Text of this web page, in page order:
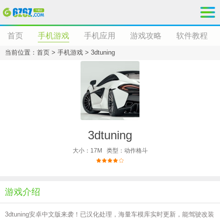
首页 手机游戏 手机应用 游戏攻略 软件教程
当前位置： 首页 > 手机游戏 > 3dtuning
3dtuning
大小：17M 类型：动作格斗
游戏介绍
3dtuning安卓中文版来袭！已汉化处理，海量车模库实时更新，能驾驶改装